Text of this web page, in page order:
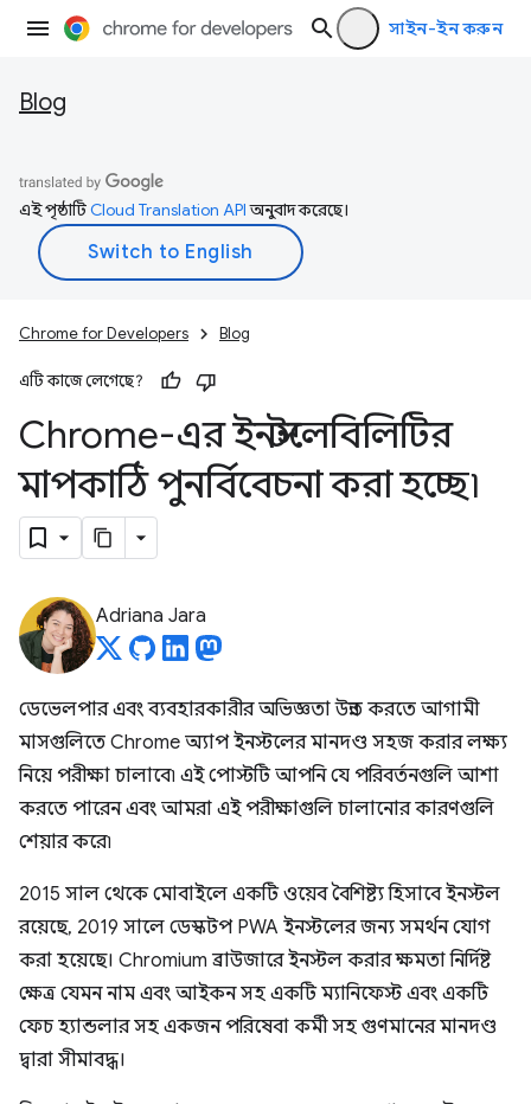
সাইন-ইন করুন
Blog
এই পৃষ্ঠাটিCloud Translation APIঅনুবাদ করেছে।
Chrome for Developers Blog
এটি কাজে লেগেছে?
Chrome-এর ইনস্টলেবিলিটির
মাপকাঠি পুনর্বিবেচনা করা হচ্ছে৷
Adriana Jara
ডেভেলপার এবং ব্যবহারকারীর অভিজ্ঞতা উন্নত করতে আগামী
মাসগুলিতে Chrome অ্যাপ ইনস্টলের মানদণ্ড সহজ করার লক্ষ্য
নিয়ে পরীক্ষা চালাবে৷ এই পোস্টটি আপনি যে পরিবর্তনগুলি আশা
করতে পারেন এবং আমরা এই পরীক্ষাগুলি চালানোর কারণগুলি
শেয়ার করে৷
2015 সাল থেকে মোবাইলে একটি ওয়েব বৈশিষ্ট্য হিসাবে ইনস্টল
রয়েছে, 2019 সালে ডেস্কটপ PWA ইনস্টলের জন্য সমর্থন যোগ
করা হয়েছে। Chromium ব্রাউজারে ইনস্টল করার ক্ষমতা নির্দিষ্ট
ক্ষেত্র যেমন নাম এবং আইকন সহ একটি ম্যানিফেস্ট এবং একটি
ফেচ হ্যান্ডলার সহ একজন পরিষেবা কর্মী সহ গুণমানের মানদণ্ড
দ্বারা সীমাবদ্ধ।